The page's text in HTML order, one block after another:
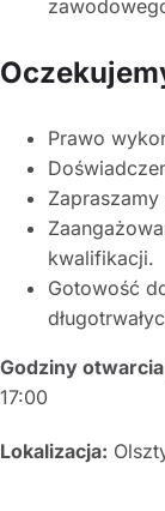
Prawo
kwalifikacji.
Gotowość
Godziny
17:00
Lokalizacja: